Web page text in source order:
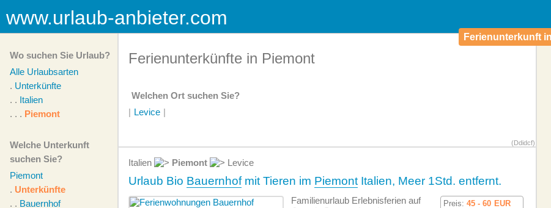
Ferienunterkunft
www.urlaub-anbieter.com
Wo suchen Sie Urlaub?
Alle Urlaubsarten
. Unterkünfte
. . Italien
. . . Piemont
Welche Unterkunft
suchen Sie?
Piemont
. Unterkünfte
. . Bauernhof
Ferienunterkünfte in Piemont
Welchen Ort suchen Sie?
| Levice |
(Ddidcf)
Italien Piemont Levice
Urlaub Bio Bauernhofmit Tieren im Piemont Italien, Meer 1Std. entfernt.
Preis: 45 - 60 EUR
Familienurlaub Erlebnisferien auf